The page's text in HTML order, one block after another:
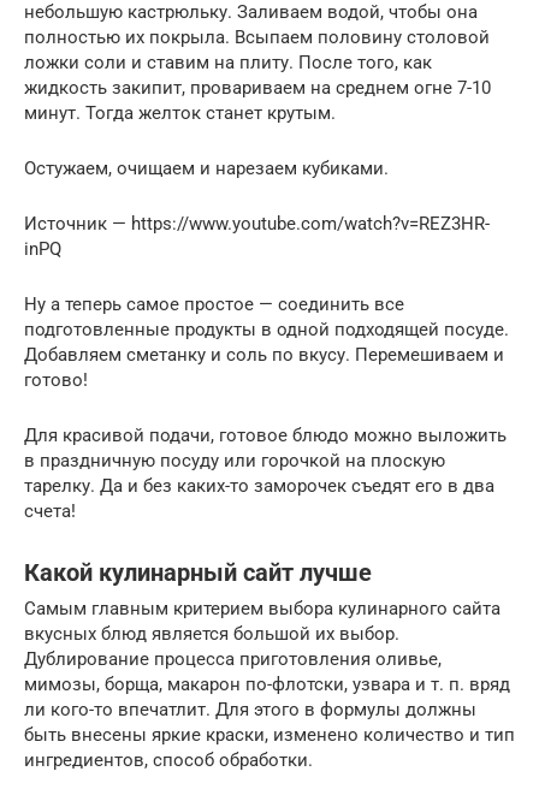
небольшую кастрюльку. Заливаем водой, чтобы она
полностью их покрыла. Всыпаем половину столовой
ложки соли и ставим на плиту. После того, как
жидкость закипит, провариваем на среднем огне 7-10
минут. Тогда желток станет крутым.
Остужаем, очищаем и нарезаем кубиками.
Источник — https://www.youtube.com/watch?v=REZ3HR-
inPQ
Ну а теперь самое простое — соединить все
подготовленные продукты в одной подходящей посуде.
Добавляем сметанку и соль по вкусу. Перемешиваем и
готово!
Для красивой подачи, готовое блюдо можно выложить
в праздничную посуду или горочкой на плоскую
тарелку. Да и без каких-то заморочек съедят его в два
счета!
Какой кулинарный сайт лучше
Самым главным критерием выбора кулинарного сайта
вкусных блюд является большой их выбор.
Дублирование процесса приготовления оливье,
мимозы, борща, макарон по-флотски, узвара и т. п. вряд
ли кого-то впечатлит. Для этого в формулы должны
быть внесены яркие краски, изменено количество и тип
ингредиентов, способ обработки.